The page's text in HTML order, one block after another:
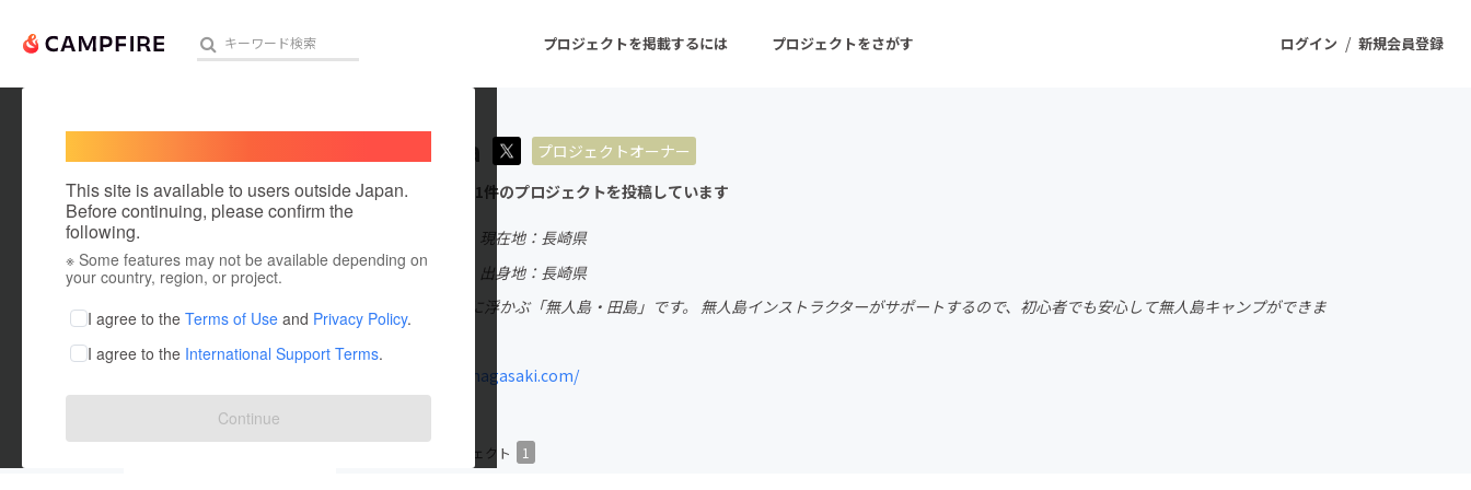
ログイン / 新規会員登録
プロジェクトを掲載するには プロジェクトをさがす
人気のプロジェクト 注目のリターン 注目の新着プロジェクト
アート・写真 音楽
テクノロジー・ガジェット
ゲーム・サービス開発 フード・飲食店
ファッション
映像・映画
ビジネス・起業
まちづくり・地域活性化
This site is available to users outside Japan.
Before continuing, please confirm the
following.
※ Some features may not be available depending on
your country, region, or project.
I agree to the Terms of Use and Privacy Policy.
I agree to the International Support Terms.
Continue
tashima
プロジェクトオーナー
これまでに1件のプロジェクトを投稿しています
現在地：長崎県
出身国：日本
出身地：長崎県
長崎の大村湾に浮かぶ「無人島・田島」です。 無人島インストラクターがサポートするので、初心者でも安心して無人島キャンプができま
す。
tashima-nagasaki.com/
プロジェクト 1